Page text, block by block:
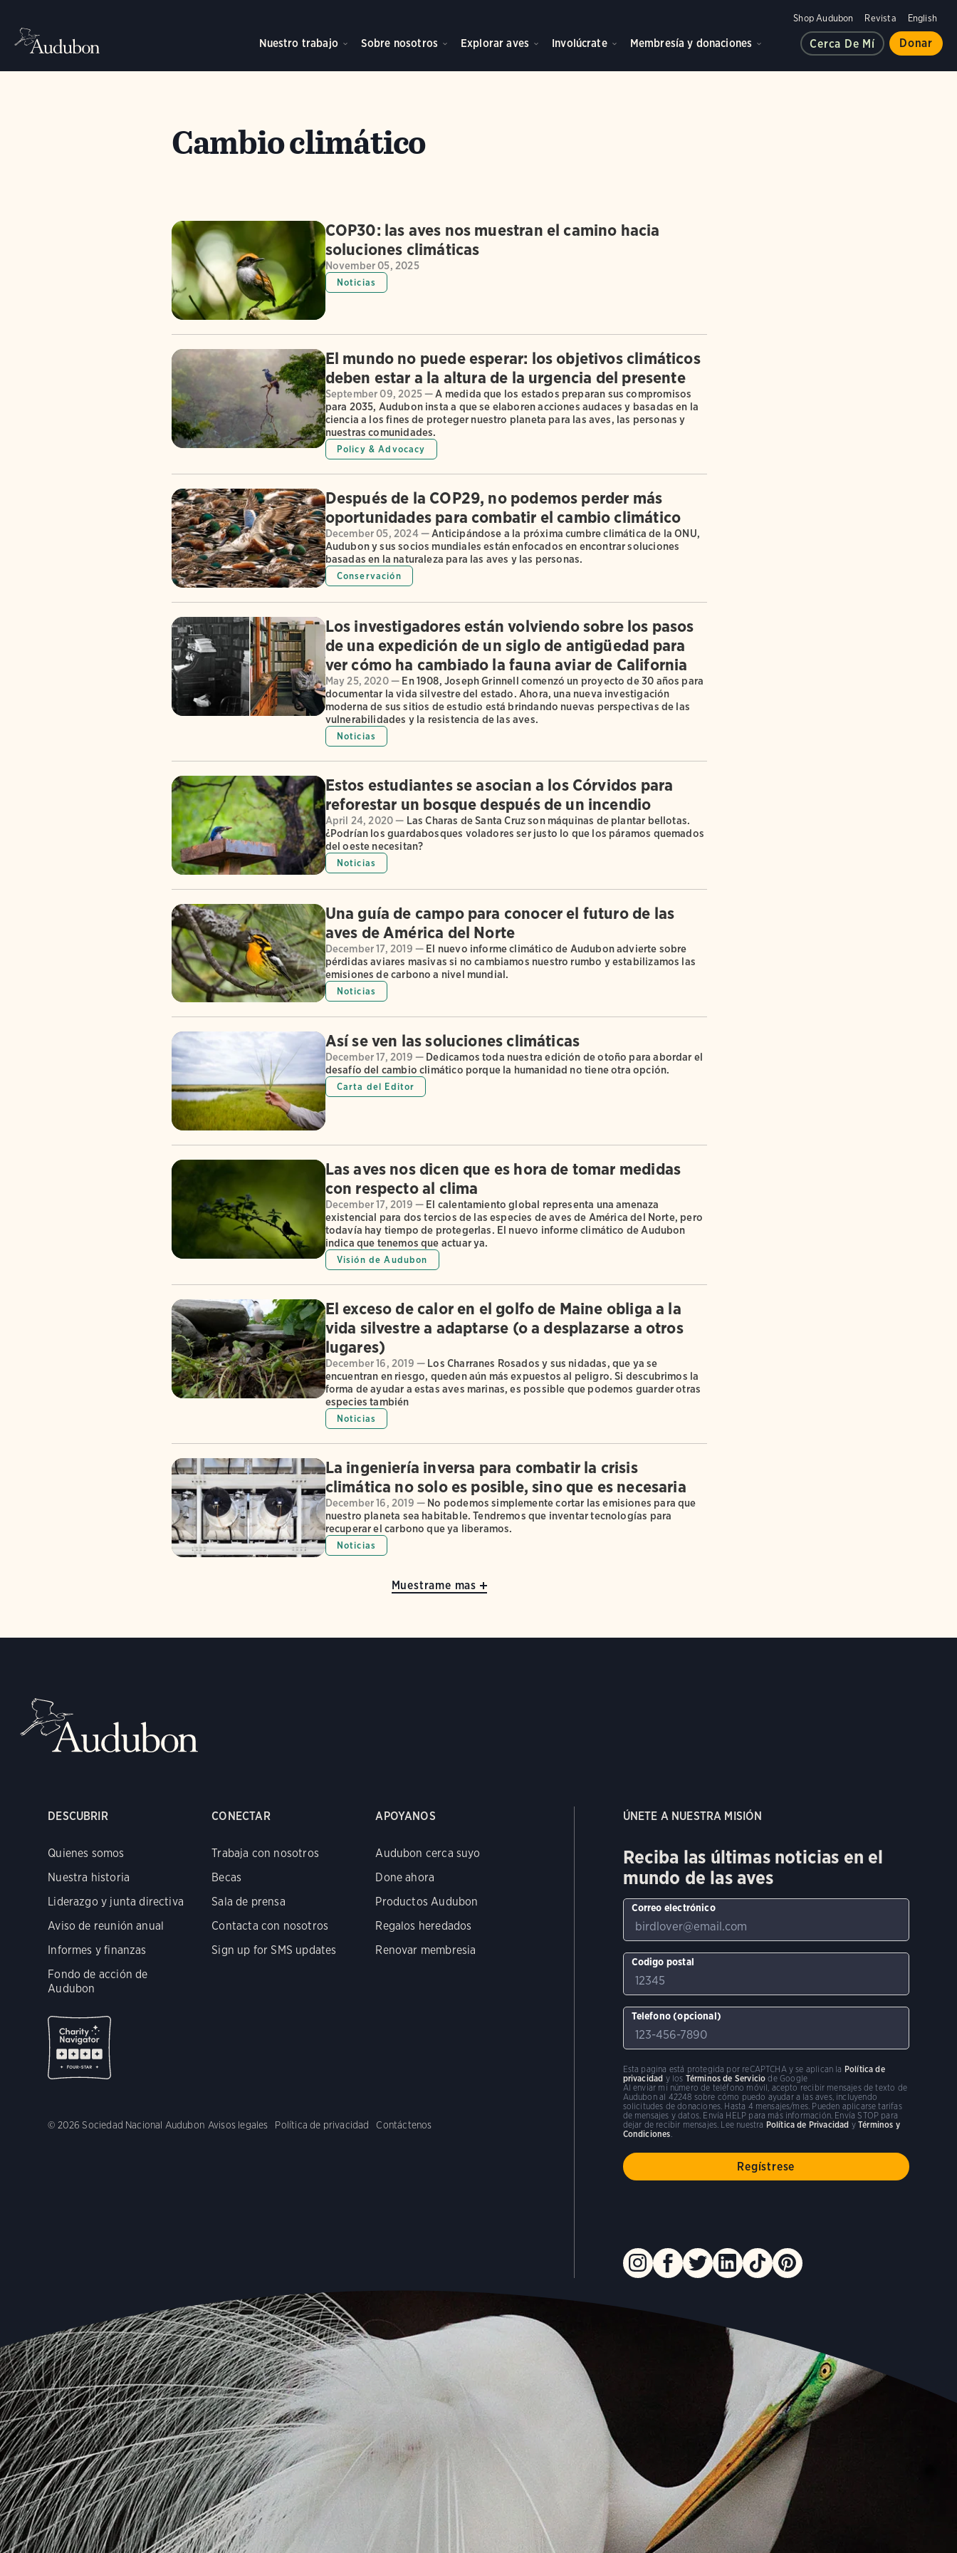
Shop Audubon Revista English
Nuestro trabajo Sobre nosotros Explorar aves Involúcrate Membresía y donaciones Cerca De Mí Donar
Cambio climático
COP30: las aves nos muestran el camino hacia
soluciones climáticas
November 05, 2025
Noticias
El mundo no puede esperar: los objetivos climáticos
deben estar a la altura de la urgencia del presente
September 09, 2025 —A medida que los estados preparan sus compromisos
para 2035, Audubon insta a que se elaboren acciones audaces y basadas en la
ciencia a los fines de proteger nuestro planeta para las aves, las personas y
nuestras comunidades.
Policy & Advocacy
Después de la COP29, no podemos perder más
oportunidades para combatir el cambio climático
December 05, 2024 —Anticipándose a la próxima cumbre climática de la ONU,
Audubon y sus socios mundiales están enfocados en encontrar soluciones
basadas en la naturaleza para las aves y las personas.
Conservación
Los investigadores están volviendo sobre los pasos
de una expedición de un siglo de antigüedad para
ver cómo ha cambiado la fauna aviar de California
May 25, 2020 — En 1908, Joseph Grinnell comenzó un proyecto de 30 años para
documentar la vida silvestre del estado. Ahora, una nueva investigación
moderna de sus sitios de estudio está brindando nuevas perspectivas de las
vulnerabilidades y la resistencia de las aves.
Noticias
Estos estudiantes se asocian a los Córvidos para
reforestar un bosque después de un incendio
April 24, 2020 — Las Charas de Santa Cruz son máquinas de plantar bellotas.
¿Podrían los guardabosques voladores ser justo lo que los páramos quemados
del oeste necesitan?
Noticias
Una guía de campo para conocer el futuro de las
aves de América del Norte
December 17, 2019 — El nuevo informe climático de Audubon advierte sobre
pérdidas aviares masivas si no cambiamos nuestro rumbo y estabilizamos las
emisiones de carbono a nivel mundial.
Noticias
Así se ven las soluciones climáticas
December 17, 2019 — Dedicamos toda nuestra edición de otoño para abordar el
desafío del cambio climático porque la humanidad no tiene otra opción.
Carta del Editor
Las aves nos dicen que es hora de tomar medidas
con respecto al clima
December 17, 2019 — El calentamiento global representa una amenaza
existencial para dos tercios de las especies de aves de América del Norte, pero
todavía hay tiempo de protegerlas. El nuevo informe climático de Audubon
indica que tenemos que actuar ya.
Visión de Audubon
El exceso de calor en el golfo de Maine obliga a la
vida silvestre a adaptarse (o a desplazarse a otros
lugares)
December 16, 2019 — Los Charranes Rosados y sus nidadas, que ya se
encuentran en riesgo, queden aún más expuestos al peligro. Si descubrimos la
forma de ayudar a estas aves marinas, es possible que podemos guarder otras
especies también
Noticias
La ingeniería inversa para combatir la crisis
climática no solo es posible, sino que es necesaria
December 16, 2019 — No podemos simplemente cortar las emisiones para que
nuestro planeta sea habitable. Tendremos que inventar tecnologías para
recuperar el carbono que ya liberamos.
Noticias
Muestrame mas
DESCUBRIR
Quienes somos
Nuestra historia
Liderazgo y junta directiva
Aviso de reunión anual
Informes y finanzas
Fondo de acción de
Audubon
CONECTAR
Trabaja con nosotros
Becas
Sala de prensa
Contacta con nosotros
Sign up for SMS updates
APOYANOS
Audubon cerca suyo
Done ahora
Productos Audubon
Regalos heredados
Renovar membresia
© 2026 Sociedad Nacional Audubon Avisos legales Política de privacidad Contáctenos
ÚNETE A NUESTRA MISIÓN
Reciba las últimas noticias en el
mundo de las aves
Correo electrónico
Codigo postal
Telefono (opcional)
Al enviar mi número de teléfono móvil, acepto recibir mensajes de texto de
Audubon al 42248 sobre cómo puedo ayudar a las aves, incluyendo
solicitudes de donaciones. Hasta 4 mensajes/mes. Pueden aplicarse tarifas
de mensajes y datos. Envía HELP para más información. Envía STOP para
dejar de recibir mensajes. Lee nuestra Política de Privacidad yTérminos y
Condiciones.
Esta pagina está protegida por reCAPTCHA y se aplican la Política de
privacidad y los Términos de Servicio de Google